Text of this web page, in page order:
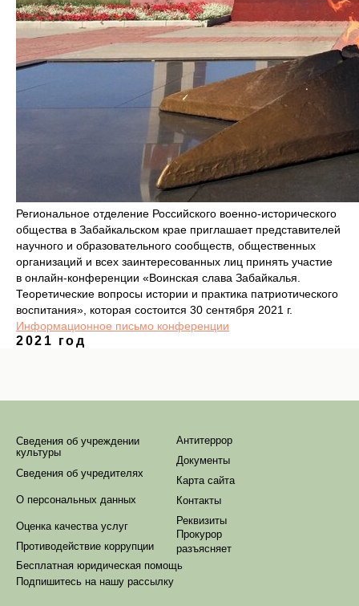
Региональное отделение Российского военно-исторического
общества в Забайкальском крае приглашает представителей
научного и образовательного сообществ, общественных
организаций и всех заинтересованных лиц принять участие
в онлайн-конференции «Воинская слава Забайкалья.
Теоретические вопросы истории и практика патриотического
воспитания», которая состоится 30 сентября 2021 г.
Информационное письмо конференции
2021 год
Подпишитесь на нашу рассылку
Реквизиты
Контакты
Карта сайта
Документы
Антитеррор
Противодействие коррупции
Оценка качества услуг
О персональных данных
Сведения об учредителях
Сведения об учреждении
культуры
Бесплатная юридическая помощь
Прокурор
разъясняет